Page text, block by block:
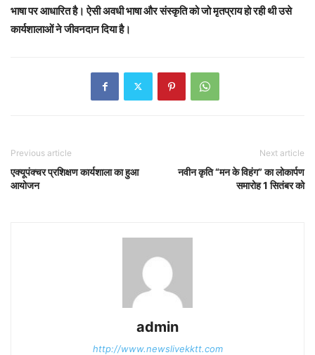
भाषा पर आधारित है। ऐसी अवधी भाषा और संस्कृति को जो मृतप्राय हो रही थी उसे
कार्यशालाओं ने जीवनदान दिया है।
Previous article
एक्यूपंक्चर प्रशिक्षण कार्यशाला का हुआ
आयोजन
Next article
नवीन कृति “मन के विहंग” का लोकार्पण
समारोह 1 सितंबर को
admin
http://www.newslivekktt.com